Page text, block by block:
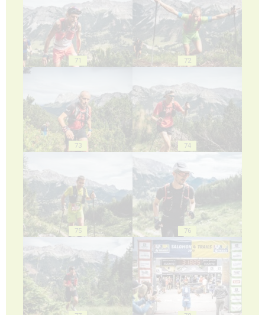
71 72
73 74
75 76